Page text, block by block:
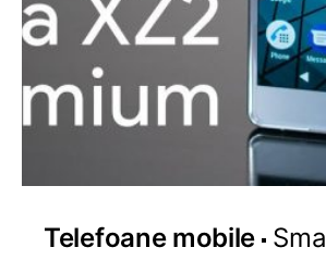
Telefoane mobile